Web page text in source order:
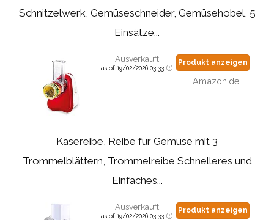
Schnitzelwerk, Gemüseschneider, Gemüsehobel, 5
Einsätze...
Ausverkauft
as of 19/02/2026 03:33
Produkt anzeigen
Amazon.de
Käsereibe, Reibe für Gemüse mit 3
Trommelblättern, Trommelreibe Schnelleres und
Einfaches...
Ausverkauft
as of 19/02/2026 03:33
Produkt anzeigen